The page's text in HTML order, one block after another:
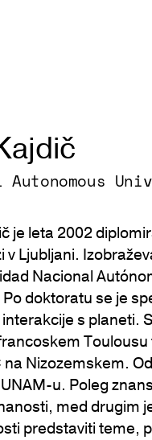
Autonomous
je leta 2002
v Ljubljani.
Nacional
doktoratu se je
s planeti.
na Nizozemskem.
u. Poleg
med drugim
predstaviti teme,